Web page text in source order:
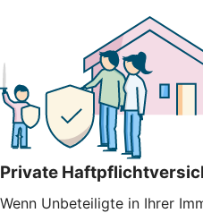
Private
Wenn Unbeteiligte in Ihrer